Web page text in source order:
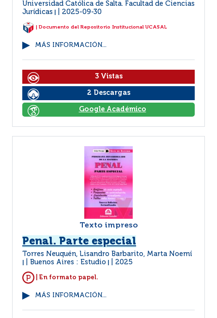
Universidad Católica de Salta. Facultad de Ciencias
Jurídicas
2025-09-30
| Documento del Repositorio Institucional UCASAL
MÁS INFORMACIÓN...
3 Vistas
2 Descargas
Google Académico
Texto impreso
Penal. Parte especial
Torres Neuquén, Lisandro Barbarito, Marta Noemí
Buenos Aires : Estudio 2025
| En formato papel.
MÁS INFORMACIÓN...